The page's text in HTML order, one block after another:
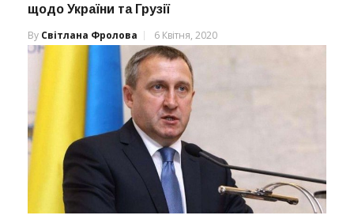
щодо України та Грузії
By Світлана Фролова 6 Квітня, 2020